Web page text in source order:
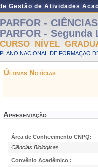
Gestão de Atividades
PARFOR -
PARFOR -
CURSO NÍVEL
PLANO NACIONAL DE FORMAÇAO
Últimas Notícias
Apresentação
Área de Conhecimento CNPQ:
Ciências Biológicas
Convênio Acadêmico :